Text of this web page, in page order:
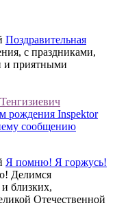
Поздравительная
с праздниками,
и приятными
Тенгизиевич
рождения Inspektor
сообщению
Я помню! Я горжусь!
Делимся
близких,
Отечественной